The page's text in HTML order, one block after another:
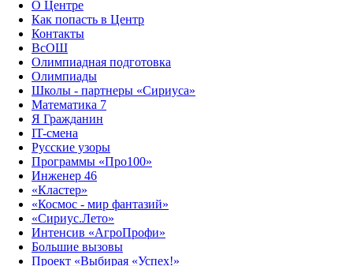
О Центре
Как попасть в Центр
Контакты
ВсОШ
Олимпиадная подготовка
Олимпиады
Школы - партнеры «Сириуса»
Математика 7
Я Гражданин
IT-смена
Русские узоры
Программы «Про100»
Инженер 46
«Кластер»
«Космос - мир фантазий»
«Сириус.Лето»
Интенсив «АгроПрофи»‎
Большие вызовы
Проект «Выбирая «Успех!»